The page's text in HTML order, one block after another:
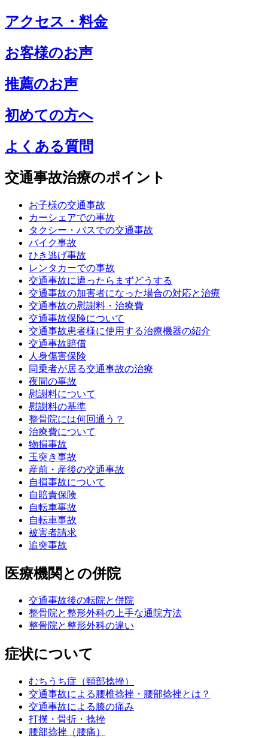
アクセス・料金
お客様のお声
推薦のお声
初めての方へ
よくある質問
交通事故治療のポイント
お子様の交通事故
カーシェアでの事故
タクシー・バスでの交通事故
バイク事故
ひき逃げ事故
レンタカーでの事故
交通事故に遭ったらまずどうする
交通事故の加害者になった場合の対応と治療
交通事故の慰謝料・治療費
交通事故保険について
交通事故患者様に使用する治療機器の紹介
交通事故賠償
人身傷害保険
同乗者が居る交通事故の治療
夜間の事故
慰謝料について
慰謝料の基準
整骨院には何回通う？
治療費について
物損事故
玉突き事故
産前・産後の交通事故
自損事故について
自賠責保険
自転車事故
自転車事故
被害者請求
追突事故
医療機関との併院
交通事故後の転院と併院
整骨院と整形外科の上手な通院方法
整骨院と整形外科の違い
症状について
むちうち症（頸部捻挫）
交通事故による腰椎捻挫・腰部捻挫とは？
交通事故による膝の痛み
打撲・骨折・捻挫
腰部捻挫（腰痛）